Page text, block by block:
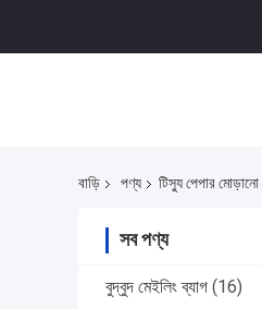
বাড়ি পণ্য টিস্যু পেপার মোড়ানো
সব পণ্য
বুদ্বুদ মেইলিং ব্যাগ (16)